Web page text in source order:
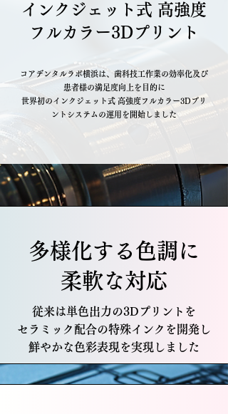
インクジェット式 高強度
フルカラー3Dプリント
コアデンタルラボ横浜は、歯科技工作業の効率化及び
患者様の満足度向上を目的に
世界初のインクジェット式 高強度フルカラー3Dプリ
ントシステムの運用を開始しました
多様化する色調に
柔軟な対応
従来は単色出力の3Dプリントを
セラミック配合の特殊インクを開発し
鮮やかな色彩表現を実現しました